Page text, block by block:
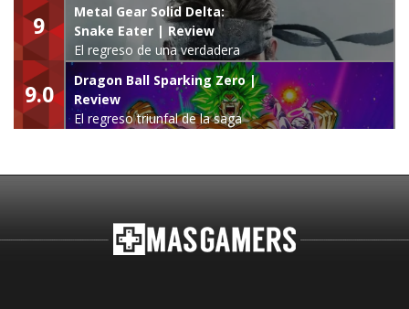
9
Metal Gear Solid Delta:
Snake Eater | Review
El regreso de una verdadera
leyenda
9.0
Dragon Ball Sparking Zero |
Review
El regreso triunfal de la saga